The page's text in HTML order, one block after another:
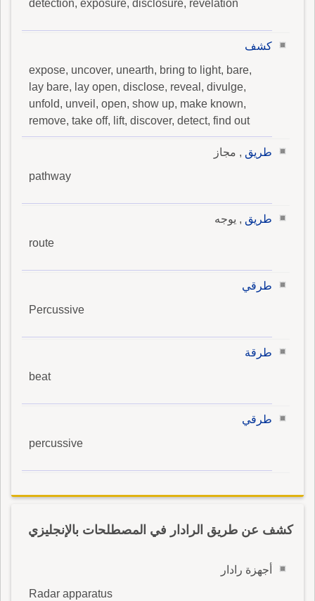
detection, exposure, disclosure, revelation
كشف
expose, uncover, unearth, bring to light, bare,
lay bare, lay open, disclose, reveal, divulge,
unfold, unveil, open, show up, make known,
remove, take off, lift, discover, detect, find out
طريق , مجاز
pathway
طريق , يوجه
route
طرقي
Percussive
طرقة
beat
طرقي
percussive
كشف عن طريق الرادار في المصطلحات بالإنجليزي
أجهزة رادار
Radar apparatus